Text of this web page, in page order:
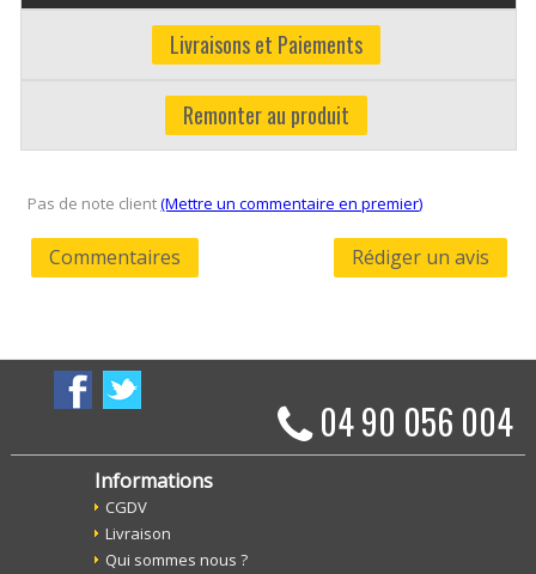
Livraisons et Paiements
Remonter au produit
Pas de note client(Mettre un commentaire en premier)
Commentaires Rédiger un avis
04 90 056 004
Informations
CGDV
Livraison
Qui sommes nous ?